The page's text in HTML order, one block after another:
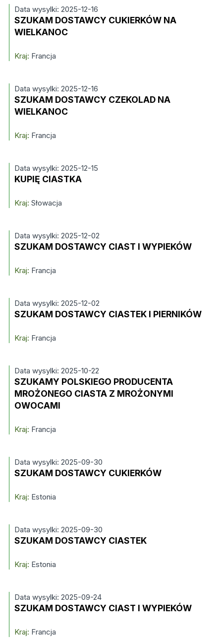
Data wysylki: 2025-12-16
SZUKAM DOSTAWCY CUKIERKÓW NA
WIELKANOC
Kraj: Francja
Data wysylki: 2025-12-16
SZUKAM DOSTAWCY CZEKOLAD NA
WIELKANOC
Kraj: Francja
Data wysylki: 2025-12-15
KUPIĘ CIASTKA
Kraj: Słowacja
Data wysylki: 2025-12-02
SZUKAM DOSTAWCY CIAST I WYPIEKÓW
Kraj: Francja
Data wysylki: 2025-12-02
SZUKAM DOSTAWCY CIASTEK I PIERNIKÓW
Kraj: Francja
Data wysylki: 2025-10-22
SZUKAMY POLSKIEGO PRODUCENTA
MROŻONEGO CIASTA Z MROŻONYMI
OWOCAMI
Kraj: Francja
Data wysylki: 2025-09-30
SZUKAM DOSTAWCY CUKIERKÓW
Kraj: Estonia
Data wysylki: 2025-09-30
SZUKAM DOSTAWCY CIASTEK
Kraj: Estonia
Data wysylki: 2025-09-24
SZUKAM DOSTAWCY CIAST I WYPIEKÓW
Kraj: Francja